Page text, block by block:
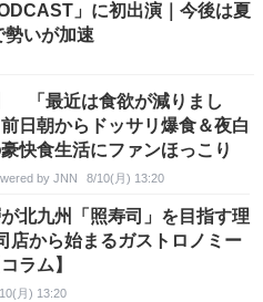
」に初出演｜今後は夏
勢いが加速
「最近は食欲が減りまし
日朝からドッサリ爆食＆夜白
快食生活にファンほっこり
by JNN 8/10(月) 13:20
北九州「照寿司」を目指す理
店から始まるガストロノミー
ラム】
月) 13:20